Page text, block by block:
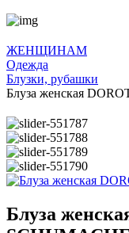
ЖЕНЩИНАМ
Одежда
Блузки, рубашки
Блуза женская
Блуза